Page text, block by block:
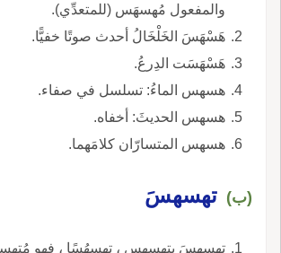
والمفعول مُهسهَس (للمتعدِّي).
هَسْهَسَ الخَلْخَالُ أحدث صوتًا خفيًّا.
هَسْهَسَت الدِرعُ.
هسهس الماءُ: تسلسل في صفاء.
هسهس الحديثَ: أخفاه.
هسهس المتسارّان كلامَهما.
(ب) تهسهسَ
تهسهسَ يتهسهس ، تهسهُسًا ، فهو